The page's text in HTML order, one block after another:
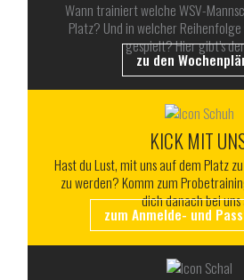
Wann trainiert welche WSV-
Platz? Und in welcher
gespielt? Hier gibt’s
zu den
KICK MIT
Hast du Lust, mit uns auf dem Platz
zu werden? Komm zum
dich danach bei uns
zum Anmelde- und